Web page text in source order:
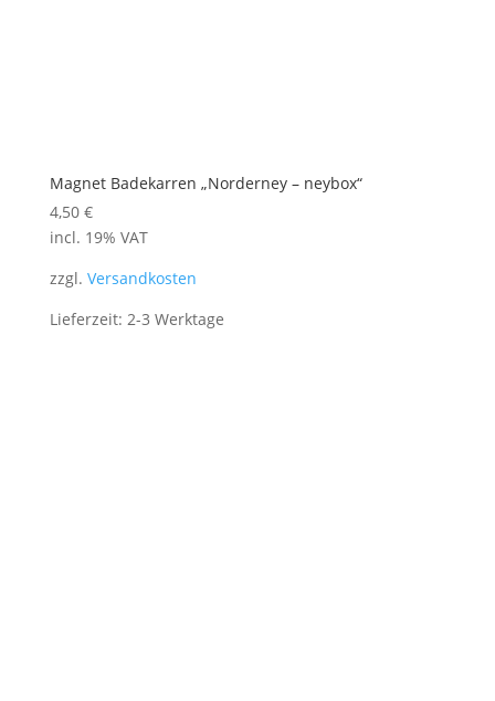
Magnet Badekarren „Norderney – neybox“
4,50 €
incl. 19% VAT
zzgl. Versandkosten
Lieferzeit: 2-3 Werktage